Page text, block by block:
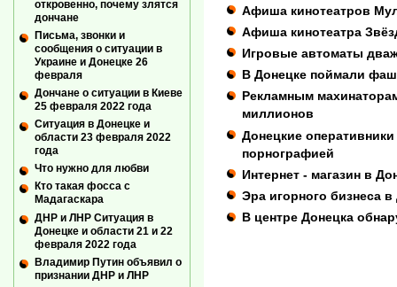
Афиша кинотеатров
Афиша кинотеатра
Игровые автоматы
В Донецке поймали
Рекламным
миллионов
Донецкие
порнографией
Интернет - магазин в
Эра игорного бизнеса
В центре Донецка
откровенно, почему злятся
дончане
Письма, звонки и
сообщения о ситуации в
Украине и Донецке 26
февраля
Дончане о ситуации в Киеве
25 февраля 2022 года
Ситуация в Донецке и
области 23 февраля 2022
года
Что нужно для любви
Кто такая фосса с
Мадагаскара
ДНР и ЛНР Ситуация в
Донецке и области 21 и 22
февраля 2022 года
Владимир Путин объявил о
признании ДНР и ЛНР